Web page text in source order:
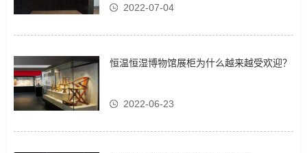
2022-07-04
恒温恒湿博物馆展柜为什么越来越受欢迎？
2022-06-23